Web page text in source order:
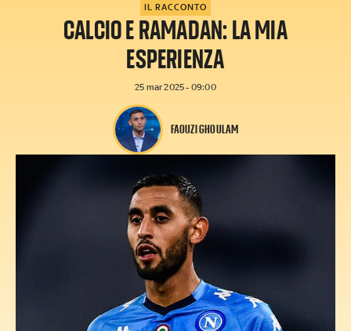
IL RACCONTO
CALCIO E RAMADAN: LA MIA
ESPERIENZA
25 mar 2025 - 09:00
FAOUZI GHOULAM